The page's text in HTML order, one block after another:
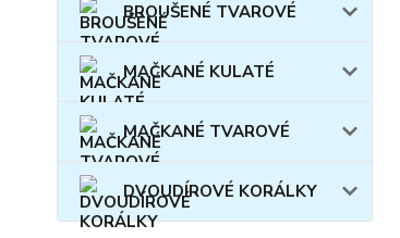
BROUŠENÉ TVAROVÉ
MAČKANÉ KULATÉ
MAČKANÉ TVAROVÉ
DVOUDÍROVÉ KORÁLKY